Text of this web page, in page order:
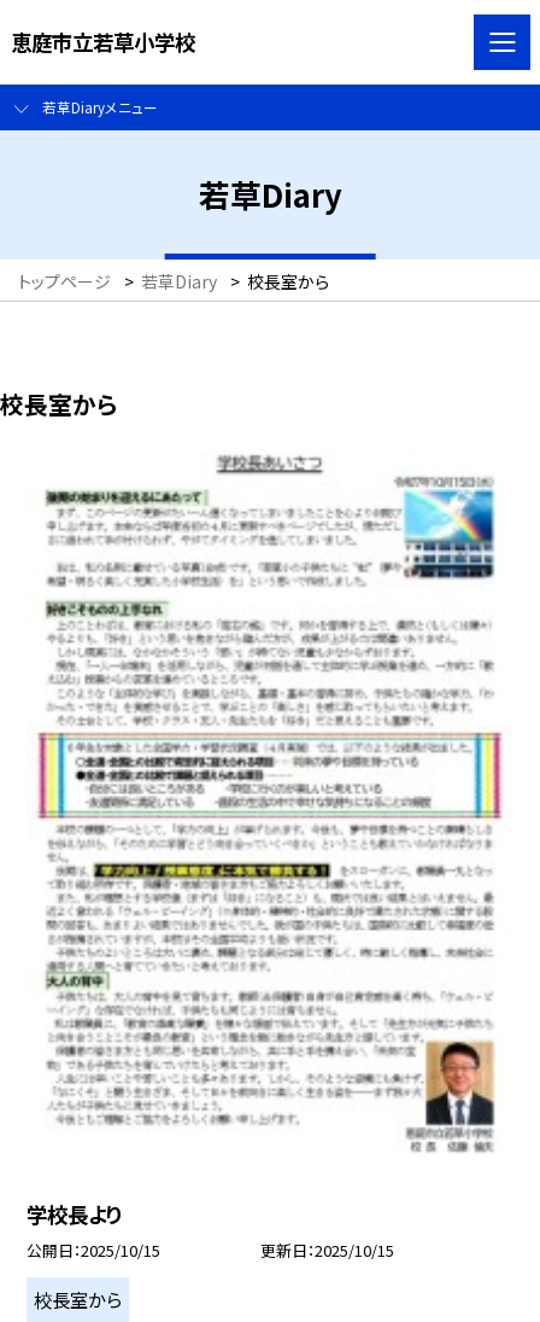
恵庭市立若草小学校
若草Diaryメニュー
若草Diary
トップページ > 若草Diary > 校長室から
校長室から
学校長より
公開日 2025/10/15 更新日 2025/10/15
校長室から